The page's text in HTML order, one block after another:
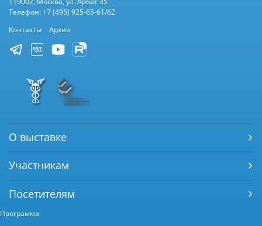
Телефон: +7 (495) 925-65-61/62
Контакты
Архив
О выставке
Участникам
Посетителям
Программа